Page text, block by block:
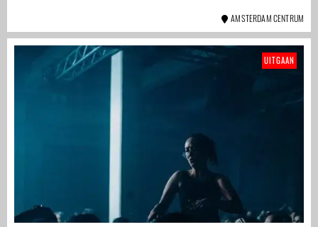
AMSTERDAM CENTRUM
UITGAAN